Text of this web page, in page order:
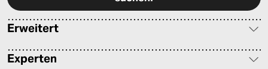
Erweitert
Experten